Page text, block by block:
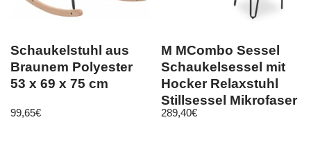
Schaukelstuhl aus
Braunem Polyester
53 x 69 x 75 cm
99,65€
M MCombo Sessel
Schaukelsessel mit
Hocker Relaxstuhl
Stillsessel Mikrofaser
4118
289,40€